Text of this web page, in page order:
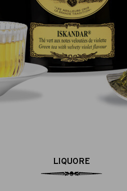
LIQUORE